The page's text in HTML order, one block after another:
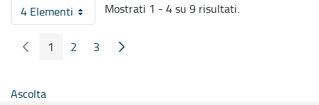
4 ElementiPer pagina
Mostrati 1 - 4 su 9 risultati.
Pagina Precedente
Pagina
1 Pagina
2 Pagina
3 Pagina Seguente
Ascolta